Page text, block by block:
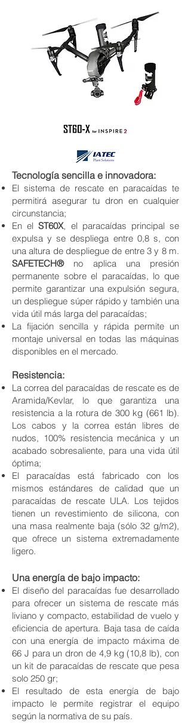
Tecnología sencilla e innovadora:
El sistema de rescate en paracaídas te
permitirá asegurar tu dron en cualquier
circunstancia;
En elST60X, el paracaídas principal se
expulsa y se despliega entre 0,8 s, con
una altura de despliegue de entre 3 y 8 m.
SAFETECH®no aplica una presión
permanente sobre el paracaídas, lo que
permite garantizar una expulsión segura,
un despliegue súper rápido y también una
vida útil más larga del paracaídas;
La fijación sencilla y rápida permite un
montaje universal en todas las máquinas
disponibles en el mercado.
Resistencia:
La correa del paracaídas de rescate es de
Aramida/Kevlar, lo que garantiza una
resistencia a la rotura de 300 kg (661 lb).
Los cabos y la correa están libres de
nudos, 100% resistencia mecánica y un
acabado sobresaliente, para una vida útil
óptima;
El paracaídas está fabricado con los
mismos estándares de calidad que un
paracaídas de rescate ULA. Los tejidos
tienen un revestimiento de silicona, con
una masa realmente baja (sólo 32 g/m2),
que ofrece un sistema extremadamente
ligero.
Una energía de bajo impacto:
El diseño del paracaídas fue desarrollado
para ofrecer un sistema de rescate más
liviano y compacto, estabilidad de vuelo y
eficiencia de apertura. Baja tasa de caída
con una energía de impacto máxima de
66 J para un dron de 4,9 kg (10,8 lb), con
un kit de paracaídas de rescate que pesa
solo 250 gr;
El resultado de esta energía de bajo
impacto le permite registrar el equipo
según la normativa de su país.